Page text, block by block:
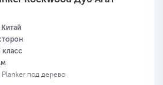
Китай
класс
Planker под дерево